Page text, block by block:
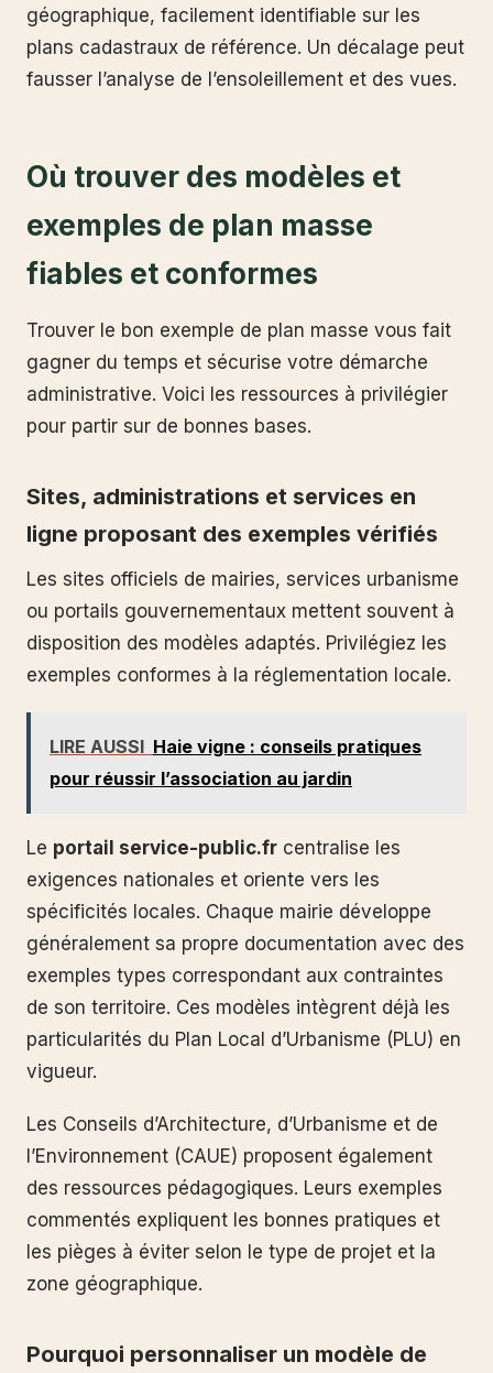
géographique, facilement identifiable sur les
plans cadastraux de référence. Un décalage peut
fausser l’analyse de l’ensoleillement et des vues.
Où trouver des modèles et
exemples de plan masse
fiables et conformes
Trouver le bon exemple de plan masse vous fait
gagner du temps et sécurise votre démarche
administrative. Voici les ressources à privilégier
pour partir sur de bonnes bases.
Sites, administrations et services en
ligne proposant des exemples vérifiés
Les sites officiels de mairies, services urbanisme
ou portails gouvernementaux mettent souvent à
disposition des modèles adaptés. Privilégiez les
exemples conformes à la réglementation locale.
LIRE AUSSI Haie vigne : conseils pratiques
pour réussir l’association au jardin
Le portail service-public.fr centralise les
exigences nationales et oriente vers les
spécificités locales. Chaque mairie développe
généralement sa propre documentation avec des
exemples types correspondant aux contraintes
de son territoire. Ces modèles intègrent déjà les
particularités du Plan Local d’Urbanisme (PLU) en
vigueur.
Les Conseils d’Architecture, d’Urbanisme et de
l’Environnement (CAUE) proposent également
des ressources pédagogiques. Leurs exemples
commentés expliquent les bonnes pratiques et
les pièges à éviter selon le type de projet et la
zone géographique.
Pourquoi personnaliser un modèle de